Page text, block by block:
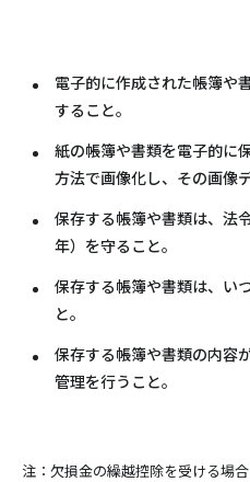
電子的に作成された帳簿や
すること。
紙の帳簿や書類を電子的に
方法で画像化し、その画像
保存する帳簿や書類は、法
年）を守ること。
保存する帳簿や書類は、い
と。
保存する帳簿や書類の内容
管理を行うこと。
注：欠損金の繰越控除を受ける場